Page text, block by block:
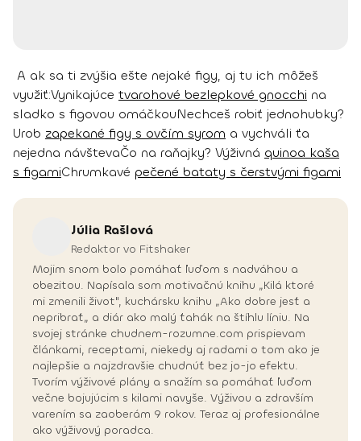
A ak sa ti zvýšia ešte nejaké figy, aj tu ich môžeš
využiť:Vynikajúce tvarohové bezlepkové gnocchi na
sladko s figovou omáčkouNechceš robiť jednohubky?
Urob zapekané figy s ovčím syrom a vychváli ťa
nejedna návštevaČo na raňajky? Výživná quinoa kaša
s figamiChrumkavé pečené bataty s čerstvými figami
Júlia Rašlová
Redaktor vo Fitshaker
Mojim snom bolo pomáhať ľuďom s nadváhou a
obezitou. Napísala som motivačnú knihu „Kilá ktoré
mi zmenili život", kuchársku knihu „Ako dobre jesť a
nepribrať„ a diár ako malý ťahák na štíhlu líniu. Na
svojej stránke chudnem-rozumne.com prispievam
článkami, receptami, niekedy aj radami o tom ako je
najlepšie a najzdravšie chudnúť bez jo-jo efektu.
Tvorím výživové plány a snažím sa pomáhať ľuďom
večne bojujúcim s kilami navyše. Výživou a zdravším
varením sa zaoberám 9 rokov. Teraz aj profesionálne
ako výživový poradca.